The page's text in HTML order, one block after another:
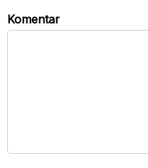
Komentar